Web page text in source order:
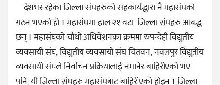
देशभर रहेका जिल्ला संघहरुको सहकार्यद्धारा नै महासंघको
गठन भएको हो । महासंघमा हाल २१ वटा जिल्ला संघहरु आवद्ध
छन् । महासंघको चौथो अधिवेशनका क्रममा रुपन्देही विद्युतीय
व्यवसायी संघ, विद्युतीय व्यवसायी संघ चितवन, नवलपुर विद्युतीय
व्यवसायी संघले निर्वाचन प्रक्रियालाई नमानेर बाहिरीएको भए
पनि, यी जिल्ला संघहरु महासंघबाट बाहिरीएको होइन । जिल्ला